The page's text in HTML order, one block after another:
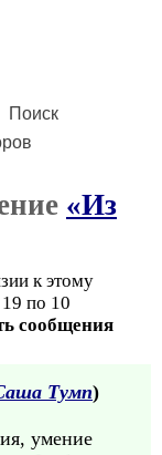
Поиск
«Из
к этому
по 10
сообщения
Тумп)
умение